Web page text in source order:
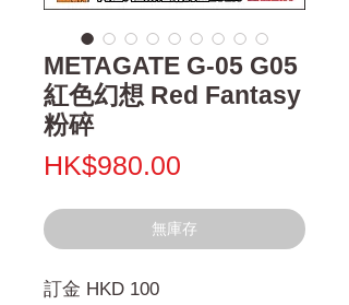
METAGATE G-05 G05
紅色幻想 Red Fantasy
粉碎
HK$980.00
無庫存
訂金 HKD 100